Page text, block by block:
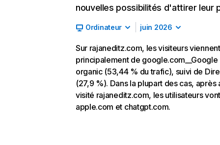
nouvelles possibilités d'attirer leur
Ordinateur juin 2026
Sur rajaneditz.com, les visiteurs viennent
principalement de google.com__Google
organic (53,44 % du trafic), suivi de
(27,9 %). Dans la plupart des cas, après
visité rajaneditz.com, les utilisateurs
apple.com et chatgpt.com.